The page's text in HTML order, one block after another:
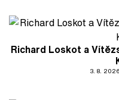
Richard Loskot a
3. 8. 2026